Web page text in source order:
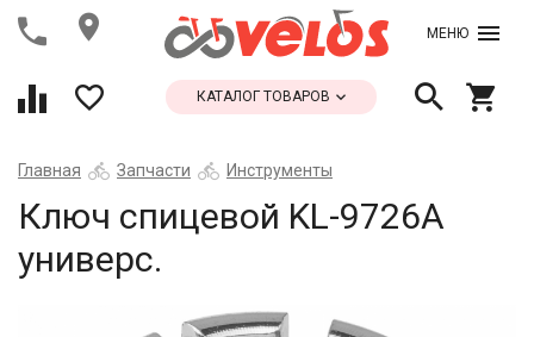
МЕНЮ
КАТАЛОГ ТОВАРОВ
Главная Запчасти Инструменты
Ключ спицевой KL-9726A
универс.